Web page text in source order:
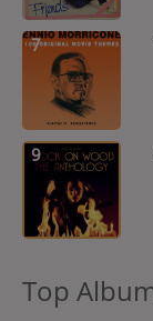
7
9
Top